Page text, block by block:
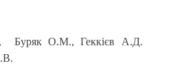
Буряк О.М., Геккієв А.Д.